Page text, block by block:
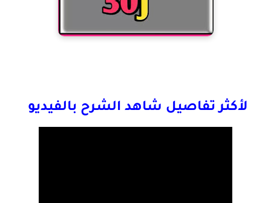
لأكثر تفاصيل شاهد الشرح بالفيديو